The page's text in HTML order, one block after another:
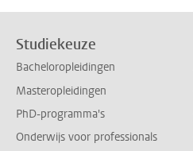
Studiekeuze
Bacheloropleidingen
Masteropleidingen
PhD-programma's
Onderwijs voor professionals